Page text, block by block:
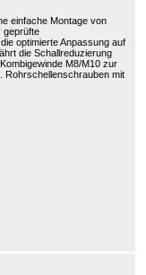
einfache Montage von
geprüfte
optimierte Anpassung auf
die Schallreduzierung
M8/M10 zur
Rohrschellenschrauben mit